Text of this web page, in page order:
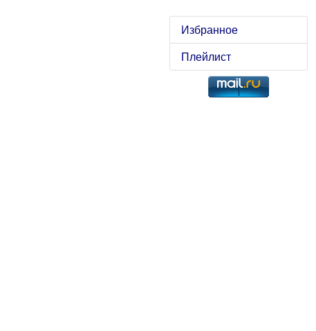
Избранное
Плейлист